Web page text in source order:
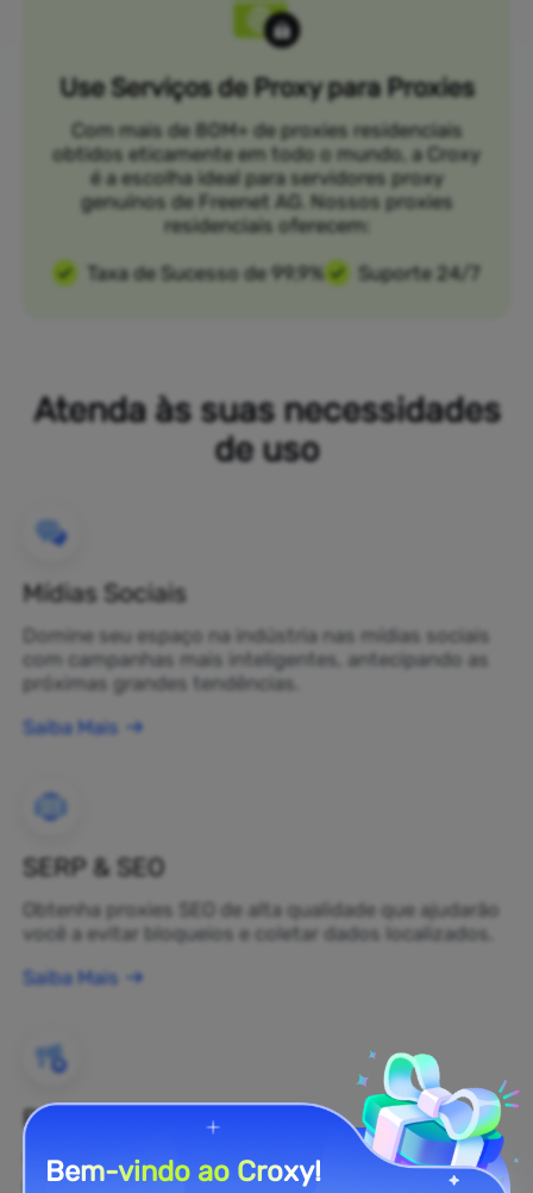
Use Serviços de Proxy para Proxies
Com mais de 80M+ de proxies residenciais
obtidos eticamente em todo o mundo, a Croxy
é a escolha ideal para servidores proxy
genuínos de Freenet AG. Nossos proxies
residenciais oferecem:
Taxa de Sucesso de 99,9%
Suporte 24/7
Atenda às suas necessidades
de uso
Mídias Sociais
Domine seu espaço na indústria nas mídias sociais
com campanhas mais inteligentes, antecipando as
próximas grandes tendências.
Saiba Mais
SERP & SEO
Obtenha proxies SEO de alta qualidade que ajudarão
você a evitar bloqueios e coletar dados localizados.
Saiba Mais
Proteção de Marca
Você pode monitorar a opinião pública sobre sua
marca na web em tempo real usando um proxy
Bem-vindo ao Croxy!